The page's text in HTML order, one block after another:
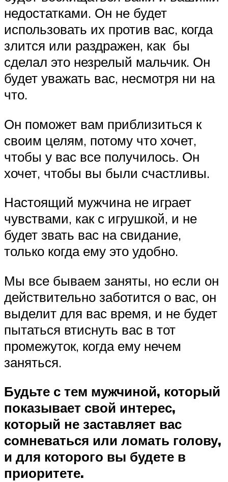
недостатками. Он не будет
использовать их против вас, когда
злится или раздражен, как бы
сделал это незрелый мальчик. Он
будет уважать вас, несмотря ни на
что.
Он поможет вам приблизиться к
своим целям, потому что хочет,
чтобы у вас все получилось. Он
хочет, чтобы вы были счастливы.
Настоящий мужчина не играет
чувствами, как с игрушкой, и не
будет звать вас на свидание,
только когда ему это удобно.
Мы все бываем заняты, но если он
действительно заботится о вас, он
выделит для вас время, и не будет
пытаться втиснуть вас в тот
промежуток, когда ему нечем
заняться.
Будьте с тем мужчиной, который
показывает свой интерес,
который не заставляет вас
сомневаться или ломать голову,
и для которого вы будете в
приоритете.